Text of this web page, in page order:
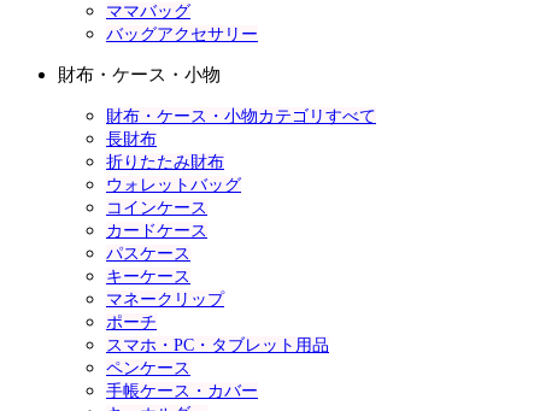
ママバッグ
バッグアクセサリー
財布・ケース・小物
財布・ケース・小物カテゴリすべて
長財布
折りたたみ財布
ウォレットバッグ
コインケース
カードケース
パスケース
キーケース
マネークリップ
ポーチ
スマホ・PC・タブレット用品
ペンケース
手帳ケース・カバー